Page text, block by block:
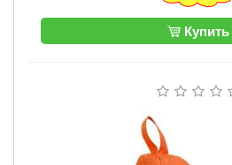
Купить